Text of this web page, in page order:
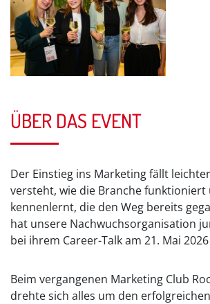
ÜBER DAS EVENT
Der Einstieg ins Marketing fällt
versteht, wie die Branche funktioniert
kennenlernt, die den Weg bereits
hat unsere Nachwuchsorganisation
bei ihrem Career-Talk am 21. Mai
Beim vergangenen Marketing Club
drehte sich alles um den